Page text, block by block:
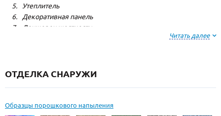
Утеплитель
Декоративная панель
Лонжерон жесткости
Читать далее
ОТДЕЛКА СНАРУЖИ
Образцы порошкового напыления